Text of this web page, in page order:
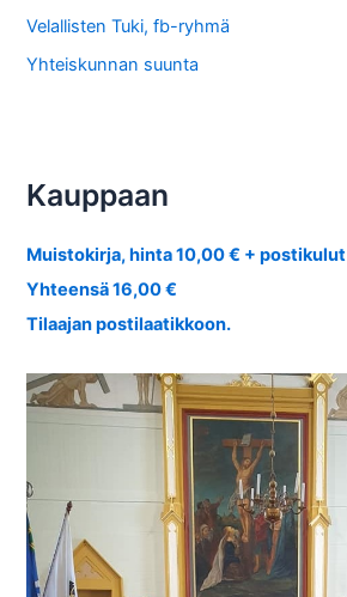
Velallisten Tuki, fb-ryhmä
Yhteiskunnan suunta
Kauppaan
Muistokirja, hinta 10,00 € + postikulut
Yhteensä 16,00 €
Tilaajan postilaatikkoon.